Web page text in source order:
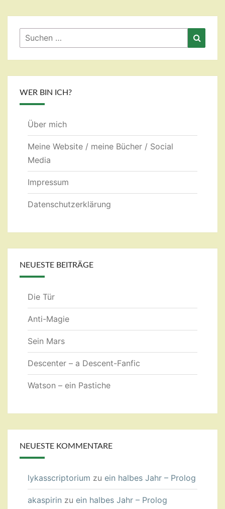
Suchen
nach:
WER BIN ICH?
Über mich
Meine Website / meine Bücher / Social
Media
Impressum
Datenschutzerklärung
NEUESTE BEITRÄGE
Die Tür
Anti-Magie
Sein Mars
Descenter – a Descent-Fanfic
Watson – ein Pastiche
NEUESTE KOMMENTARE
lykasscriptorium zu ein halbes Jahr – Prolog
akaspirin zu ein halbes Jahr – Prolog